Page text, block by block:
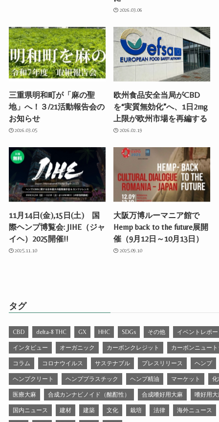
2026.03.06
三重県明和町が「麻の聖
地」へ！３/21活動報告会の
お知らせ
2026.03.05
欧州食品安全当局がCBD
を“実質無効化”へ、1日2mg
上限が欧州市場を再編する
2026.02.19
11月14日(金),15日(土) 国
際ヘンプ博覧会: JIHE（ジャ
イヘ）2025開催!!
2025.11.10
大阪万博ルーマニア館で
Hemp back to the future展開
催（9月12日～10月13日）
2025.09.10
タグ
CBD delta-8 THC GX HHC SDGs その他 イベントレポ
インタビュー オーガニック カーボンクレジット カーボンニュー
コラム コロナウイルス サステナブル プレスリリース ヘンプ
ヘンプクリート ヘンププラスチック ヘンプ精油 マーケット
医療大麻 合成カンナビノイド（酩酊性） 合成嗜好用大麻 嗜好用
国内ニュース 建材 建築 文化 栽培 法律 海外ニュース